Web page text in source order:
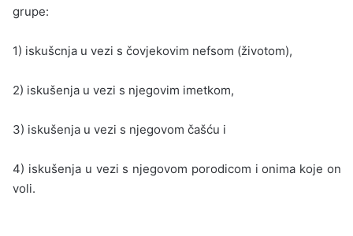
grupe:
1) iskušcnja u vezi s čovjekovim nefsom (životom),
2) iskušenja u vezi s njegovim imetkom,
3) iskušenja u vezi s njegovom čašću i
4) iskušenja u vezi s njegovom porodicom i onima koje on
voli.